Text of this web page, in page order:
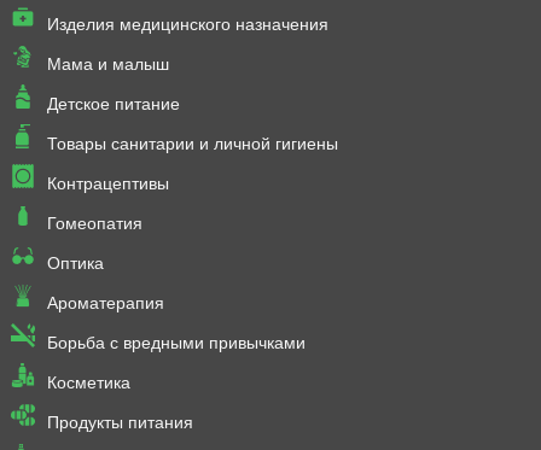
Изделия медицинского назначения
Мама и малыш
Детское питание
Товары санитарии и личной гигиены
Контрацептивы
Гомеопатия
Оптика
Ароматерапия
Борьба с вредными привычками
Косметика
Продукты питания